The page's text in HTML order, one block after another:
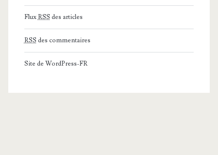
FluxRSS des articles
RSS des commentaires
Site de WordPress-FR